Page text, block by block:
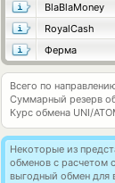
BlaBlaMoney
RoyalCash
Ферма
Всего по
Суммарный резерв
Курс обмена UNI/
Некоторые из
обменов с расчетом
выгодный обмен для